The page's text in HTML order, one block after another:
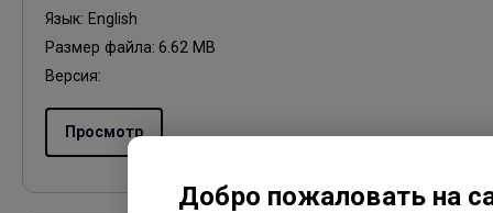
Добро пожаловать на
Язык: English
Размер файла: 6.62 MB
Версия:
Просмотр